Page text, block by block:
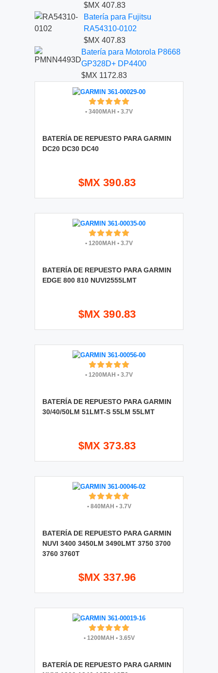
$MX 407.83
Batería para Fujitsu
RA54310-0102
$MX 407.83
Batería para Motorola P8668
GP328D+ DP4400
$MX 1172.83
• 3400MAH • 3.7V
BATERÍA DE REPUESTO PARA GARMIN
DC20 DC30 DC40
$MX 390.83
• 1200MAH • 3.7V
BATERÍA DE REPUESTO PARA GARMIN
EDGE 800 810 NUVI2555LMT
$MX 390.83
• 1200MAH • 3.7V
BATERÍA DE REPUESTO PARA GARMIN
30/40/50LM 51LMT-S 55LM 55LMT
$MX 373.83
•840MAH •3.7V
BATERÍA DE REPUESTO PARA GARMIN
NUVI 3400 3450LM 3490LMT 3750 3700
3760 3760T
$MX 337.96
•1200MAH •3.65V
BATERÍA DE REPUESTO PARA GARMIN